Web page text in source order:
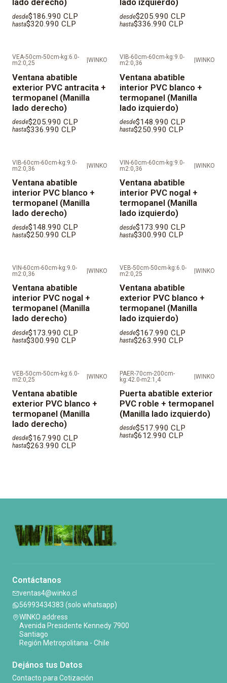
Color de las manillas: Negras
KIT de instalació
Cada ventana incluye cuñas, silicona
especiales para anclaje mecánico, tapa tornillo en PVC,
deflectores para drenajes de agua y manilla (si
corresponde).
IMPORTANTE: Al ser productos fabricados a medida,
los tiempos de despacho son de 25días h ábiles
aproximadamente desde la fecha que se valida el
lado derecho)
desde$186.990 CLP
hasta$320.990 CLP
lado izquierdo)
desde$205.990 CLP
hasta$336.990 CLP
VEA-50cm-50cm-kg:6.0-
m2:0,25
WINKO
Ventana abatible
exterior PVC antracita +
termopanel (Manilla
lado derecho)
desde$205.990 CLP
hasta$336.990 CLP
VIB-60cm-60cm-kg:9.0-
m2:0,36
WINKO
Ventana abatible
interior PVC blanco +
termopanel (Manilla
lado izquierdo)
desde$148.990 CLP
hasta$250.990 CLP
VIB-60cm-60cm-kg:9.0-
m2:0,36
|WINKO
Ventana abatible
interior PVC blanco +
termopanel (Manilla
lado derecho)
desde$148.990 CLP
hasta$250.990 CLP
VIN-60cm-60cm-kg:9.0-
m2:0,36
|WINKO
Ventana abatible
interior PVC nogal +
termopanel (Manilla
lado izquierdo)
desde$173.990 CLP
hasta$300.990 CLP
VIN-60cm-60cm-kg:9.0-
m2:0,36
WINKO
Ventana abatible
interior PVC nogal +
termopanel (Manilla
lado derecho)
desde$173.990 CLP
hasta$300.990 CLP
VEB-50cm-50cm-kg:6.0-
m2:0,25
WINKO
Ventana abatible
exterior PVC blanco +
termopanel (Manilla
lado izquierdo)
desde$167.990 CLP
hasta$263.990 CLP
VEB-50cm-50cm-kg:6.0-
m2:0,25
|WINKO
Ventana abatible
exterior PVC blanco +
termopanel (Manilla
lado derecho)
desde$167.990 CLP
hasta$263.990 CLP
PAER-70cm-200cm-
kg:42.0-m2:1,4
|WINKO
Puerta abatible exterior
PVC roble + termopanel
(Manilla lado izquierdo)
desde$517.990 CLP
hasta$612.990 CLP
Contáctanos
ventas4@winko.cl
56993434383 (solo whatsapp)
WINKO address
Avenida Presidente Kennedy 7900
Santiago
Región Metropolitana - Chile
Dejános tus Datos
Contacto para Cotización